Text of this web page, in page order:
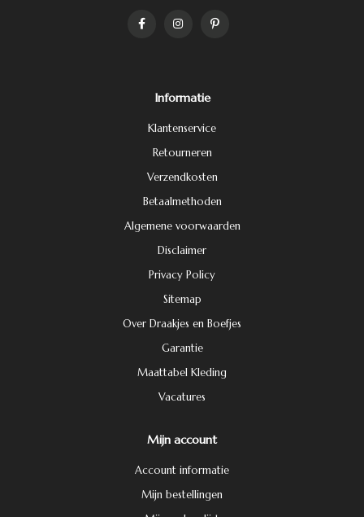
Informatie
Klantenservice
Retourneren
Verzendkosten
Betaalmethoden
Algemene voorwaarden
Disclaimer
Privacy Policy
Sitemap
Over Draakjes en Boefjes
Garantie
Maattabel Kleding
Vacatures
Mijn account
Account informatie
Mijn bestellingen